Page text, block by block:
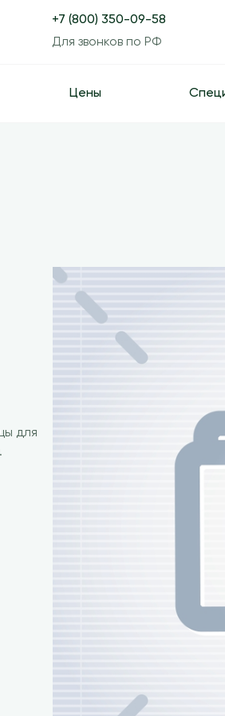
+7 (800) 350-09-58
Для звонков по РФ
Цены
для